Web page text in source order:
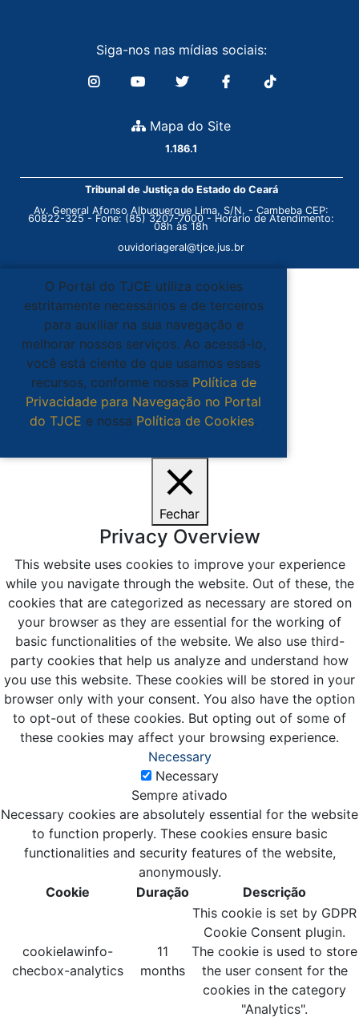
Siga-nos nas mídias sociais:
Mapa do Site
1.186.1
Tribunal de Justiça do Estado do Ceará
Av. General Afonso Albuquerque Lima, S/N. - Cambeba CEP:
60822-325 - Fone: (85) 3207-7000 - Horário de Atendimento:
08h às 18h
ouvidoriageral@tjce.jus.br
O Portal do TJCE utiliza cookies
estritamente necessários e de terceiros
para auxiliar na sua navegação e
melhorar nossos serviços. Ao acessá-lo,
você está ciente de que usamos esses
recursos, conforme nossa Política de
Privacidade para Navegação no Portal
do TJCE e nossa Política de Cookies.
Fechar
Privacy Overview
This website uses cookies to improve your experience
while you navigate through the website. Out of these, the
cookies that are categorized as necessary are stored on
your browser as they are essential for the working of
basic functionalities of the website. We also use third-
party cookies that help us analyze and understand how
you use this website. These cookies will be stored in your
browser only with your consent. You also have the option
to opt-out of these cookies. But opting out of some of
these cookies may affect your browsing experience.
Necessary
Necessary
Sempre ativado
Necessary cookies are absolutely essential for the website
to function properly. These cookies ensure basic
functionalities and security features of the website,
anonymously.
Cookie
Duração Descrição
cookielawinfo-
checbox-analytics
11
months
This cookie is set by GDPR
Cookie Consent plugin.
The cookie is used to store
the user consent for the
cookies in the category
"Analytics".